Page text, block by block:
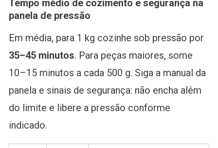
Tempo médio de cozimento e segurança na
panela de pressão
Em média, para 1 kg cozinhe sob pressão por
35–45 minutos. Para peças maiores, some
10–15 minutos a cada 500 g. Siga a manual da
panela e sinais de segurança: não encha além
do limite e libere a pressão conforme
indicado.